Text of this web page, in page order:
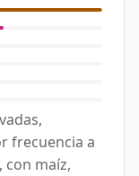
frecuencia a
con maíz,